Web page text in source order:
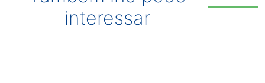
interessar